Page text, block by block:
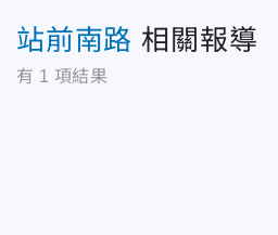
站前南路 相關報導
有 1 項結果